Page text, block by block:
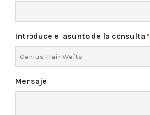
Introduce el asunto de la consulta *
Mensaje